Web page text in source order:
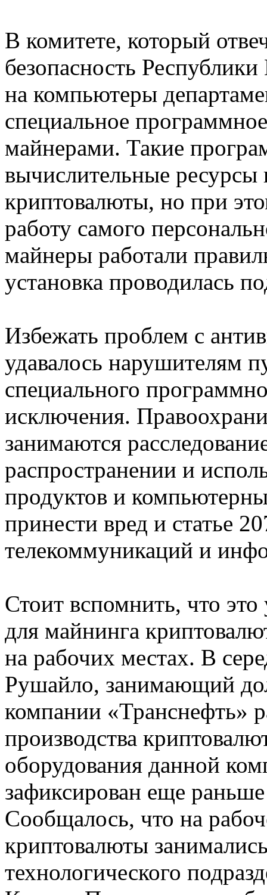
В комитете, который
безопасность
на компьютеры
специальное
майнерами. Такие
вычислительные ресурсы
криптовалюты, но при
работу самого
майнеры работали
установка проводилась
Избежать проблем с
удавалось нарушителям
специального
исключения.
занимаются
распространении и
продуктов и
принести вред и статье
телекоммуникаций и
Стоит вспомнить, что
для майнинга
на рабочих местах. В
Рушайло, занимающий
компании «Транснефть»
производства
оборудования данной
зафиксирован еще
Сообщалось, что на
криптовалюты
технологического